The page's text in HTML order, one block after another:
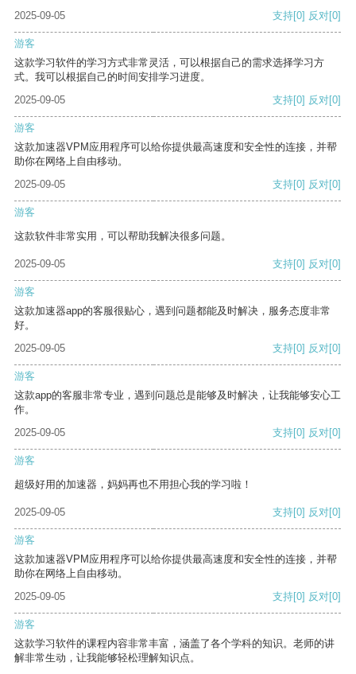
2025-09-05
支持[0] 反对[0]
游客
这款学习软件的学习方式非常灵活，可以根据自己的需求选择学习方
式。我可以根据自己的时间安排学习进度。
2025-09-05
支持[0] 反对[0]
游客
这款加速器VPM应用程序可以给你提供最高速度和安全性的连接，并帮
助你在网络上自由移动。
2025-09-05
支持[0] 反对[0]
游客
这款软件非常实用，可以帮助我解决很多问题。
2025-09-05 支持[0] 反对[0]
游客
这款加速器app的客服很贴心，遇到问题都能及时解决，服务态度非常
好。
2025-09-05
支持[0] 反对[0]
游客
这款app的客服非常专业，遇到问题总是能够及时解决，让我能够安心工
作。
2025-09-05
支持[0] 反对[0]
游客
超级好用的加速器，妈妈再也不用担心我的学习啦！
2025-09-05 支持[0] 反对[0]
游客
这款加速器VPM应用程序可以给你提供最高速度和安全性的连接，并帮
助你在网络上自由移动。
2025-09-05
支持[0] 反对[0]
游客
这款学习软件的课程内容非常丰富，涵盖了各个学科的知识。老师的讲
解非常生动，让我能够轻松理解知识点。